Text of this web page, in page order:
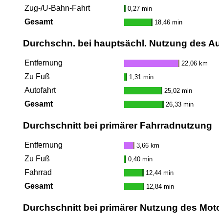
Zug-/U-Bahn-Fahrt 0,27 min
Gesamt 18,46 min
Durchschn. bei hauptsächl. Nutzung des
Entfernung 22,06 km
Zu Fuß 1,31 min
Autofahrt 25,02 min
Gesamt 26,33 min
Durchschnitt bei primärer Fahrradnutzung
Entfernung 3,66 km
Zu Fuß 0,40 min
Fahrrad 12,44 min
Gesamt 12,84 min
Durchschnitt bei primärer Nutzung des